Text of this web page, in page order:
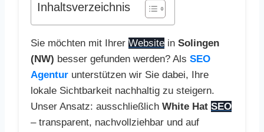
Inhaltsverzeichnis
Sie möchten mit Ihrer Website in Solingen
(NW) besser gefunden werden? Als SEO
Agentur unterstützen wir Sie dabei, Ihre
lokale Sichtbarkeit nachhaltig zu steigern.
Unser Ansatz: ausschließlich White Hat SEO
– transparent, nachvollziehbar und auf